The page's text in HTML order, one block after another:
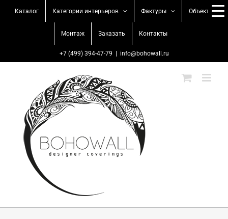
Каталог Категории интерьеров Фактуры Объекты
Монтаж Заказать Контакты
+7 (499) 394-47-79 info@bohowall.ru